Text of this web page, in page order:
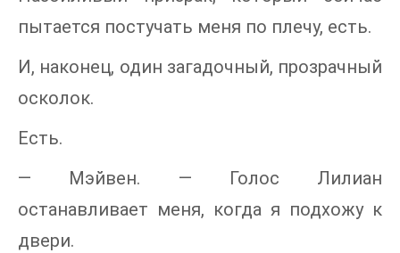
пытается постучать меня по плечу, есть.
И, наконец, один загадочный, прозрачный
осколок.
Есть.
— Мэйвен. — Голос Лилиан
останавливает меня, когда я подхожу к
двери.